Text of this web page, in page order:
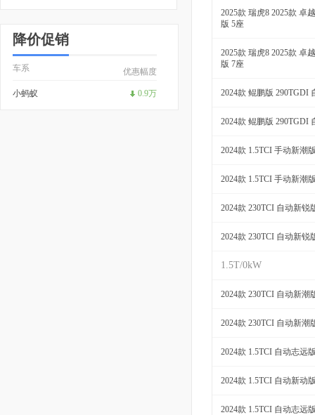
降价促销
车系 优惠幅度
小蚂蚁 0.9万
2025款 瑞虎8 2025款 卓
版 5座
2025款 瑞虎8 2025款 卓
版 7座
2024款 鲲鹏版 290TGDI
2024款 鲲鹏版 290TGDI
2024款 1.5TCI 手动新潮
2024款 1.5TCI 手动新潮
2024款 230TCI 自动新锐
2024款 230TCI 自动新锐
1.5T/0kW
2024款 230TCI 自动新潮
2024款 230TCI 自动新潮
2024款 1.5TCI 自动志远
2024款 1.5TCI 自动新动
2024款 1.5TCI 自动志远